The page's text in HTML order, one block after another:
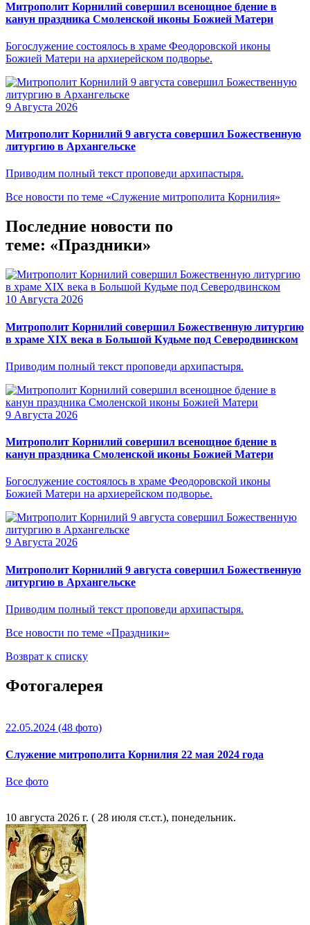
Митрополит Корнилий совершил всенощное бдение в
канун праздника Смоленской иконы Божией Матери
Богослужение состоялось в храме Феодоровской иконы
Божией Матери на архиерейском подворье.
9 Августа 2026
Митрополит Корнилий 9 августа совершил Божественную
литургию в Архангельске
Приводим полный текст проповеди архипастыря.
Все новости по теме «Служение митрополита Корнилия»
Последние новости по
теме: «Праздники»
10 Августа 2026
Митрополит Корнилий совершил Божественную литургию
в храме XIX века в Большой Кудьме под Северодвинском
Приводим полный текст проповеди архипастыря.
9 Августа 2026
Митрополит Корнилий совершил всенощное бдение в
канун праздника Смоленской иконы Божией Матери
Богослужение состоялось в храме Феодоровской иконы
Божией Матери на архиерейском подворье.
9 Августа 2026
Митрополит Корнилий 9 августа совершил Божественную
литургию в Архангельске
Приводим полный текст проповеди архипастыря.
Все новости по теме «Праздники»
Возврат к списку
Фотогалерея
22.05.2024 (48 фото)
Служение митрополита Корнилия 22 мая 2024 года
Все фото
10 августа 2026 г. ( 28 июля ст.ст.), понедельник.